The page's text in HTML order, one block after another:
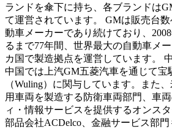
ランドを傘下に持ち、各ブランドは
て運営されています。 GMは販売台
動車メーカーであり続けており、
るまで77年間、世界最大の自動車メ
カ国で製造拠点を運営しています。
中国では上汽GM五菱汽車を通じて宝
（Wuling）に関与しています。また
用車両を製造する防衛車両部門、車
ィ・情報サービスを提供するオンス
部品会社ACDelco、金融サービス部門